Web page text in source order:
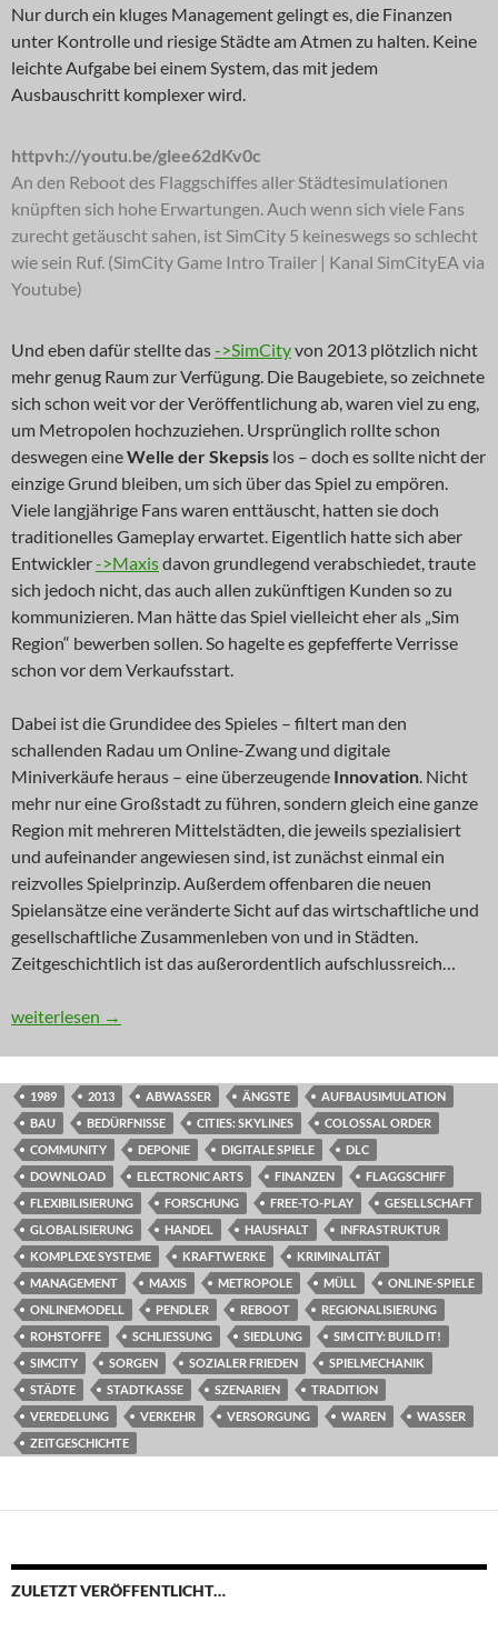
Nur durch ein kluges Management gelingt es, die Finanzen
unter Kontrolle und riesige Städte am Atmen zu halten. Keine
leichte Aufgabe bei einem System, das mit jedem
Ausbauschritt komplexer wird.
httpvh://youtu.be/glee62dKv0c
An den Reboot des Flaggschiffes aller Städtesimulationen
knüpften sich hohe Erwartungen. Auch wenn sich viele Fans
zurecht getäuscht sahen, ist SimCity 5 keineswegs so schlecht
wie sein Ruf. (SimCity Game Intro Trailer | Kanal SimCityEA via
Youtube)
Und eben dafür stellte das->SimCityvon 2013 plötzlich nicht
mehr genug Raum zur Verfügung. Die Baugebiete, so zeichnete
sich schon weit vor der Veröffentlichung ab, waren viel zu eng,
um Metropolen hochzuziehen. Ursprünglich rollte schon
deswegen eineWelle der Skepsis los – doch es sollte nicht der
einzige Grund bleiben, um sich über das Spiel zu empören.
Viele langjährige Fans waren enttäuscht, hatten sie doch
traditionelles Gameplay erwartet. Eigentlich hatte sich aber
Entwickler->Maxisdavon grundlegend verabschiedet, traute
sich jedoch nicht, das auch allen zukünftigen Kunden so zu
kommunizieren. Man hätte das Spiel vielleicht eher als „Sim
Region“ bewerben sollen. So hagelte es gepfefferte Verrisse
schon vor dem Verkaufsstart.
Dabei ist die Grundidee des Spieles – filtert man den
schallenden Radau um Online-Zwang und digitale
Miniverkäufe heraus – eine überzeugende Innovation. Nicht
mehr nur eine Großstadt zu führen, sondern gleich eine ganze
Region mit mehreren Mittelstädten, die jeweils spezialisiert
und aufeinander angewiesen sind, ist zunächst einmal ein
reizvolles Spielprinzip. Außerdem offenbaren die neuen
Spielansätze eine veränderte Sicht auf das wirtschaftliche und
gesellschaftliche Zusammenleben von und in Städten.
Zeitgeschichtlich ist das außerordentlich aufschlussreich…
INNOVATION: Sim Region
weiterlesen →
1989 2013 ABWASSER ÄNGSTE
AUFBAUSIMULATION
BAU
BEDÜRFNISSE CITIES: SKYLINES
COLOSSAL ORDER
COMMUNITY
DEPONIE DIGITALE SPIELE
DLC
DOWNLOAD
ELECTRONIC ARTS FINANZEN
FLAGGSCHIFF
FLEXIBILISIERUNG
FORSCHUNG FREE-TO-PLAY
GESELLSCHAFT
GLOBALISIERUNG
HANDEL HAUSHALT
INFRASTRUKTUR
KOMPLEXE SYSTEME
KRAFTWERKE
KRIMINALITÄT
MANAGEMENT
MAXIS METROPOLE MÜLL
ONLINE-SPIELE
ONLINEMODELL
PENDLER REBOOT
REGIONALISIERUNG
ROHSTOFFE
SCHLIESSUNG SIEDLUNG
SIM CITY: BUILD IT!
SIMCITY
SORGEN SOZIALER FRIEDEN
SPIELMECHANIK
STÄDTE
STADTKASSE SZENARIEN
TRADITION
VEREDELUNG
VERKEHR VERSORGUNG WAREN
WASSER
ZEITGESCHICHTE
ZULETZT VERÖFFENTLICHT…